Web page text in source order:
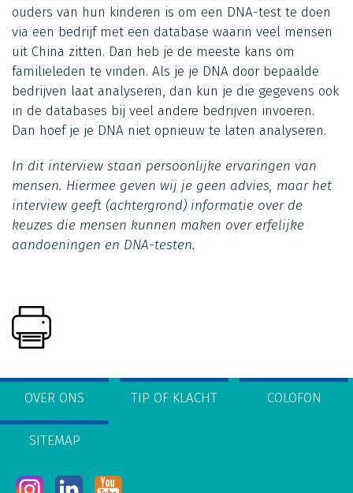
ouders van hun kinderen is om een DNA-test te doen
via een bedrijf met een database waarin veel mensen
uit China zitten. Dan heb je de meeste kans om
familieleden te vinden. Als je je DNA door bepaalde
bedrijven laat analyseren, dan kun je die gegevens ook
in de databases bij veel andere bedrijven invoeren.
Dan hoef je je DNA niet opnieuw te laten analyseren.
In dit interview staan persoonlijke ervaringen van
mensen. Hiermee geven wij je geen advies, maar het
interview geeft (achtergrond) informatie over de
keuzes die mensen kunnen maken over erfelijke
aandoeningen en DNA-testen.
OVER ONS TIP OF KLACHT COLOFON
SITEMAP